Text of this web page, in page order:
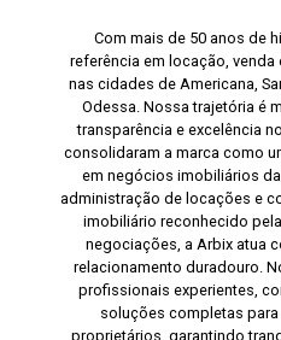
Com mais de 50 anos de
referência em locação,
nas cidades de Americana,
Odessa. Nossa trajetória é
transparência e excelência
consolidaram a marca como
em negócios imobiliários
administração de locações e
imobiliário reconhecido
negociações, a Arbix atua
relacionamento duradouro.
profissionais experientes,
soluções completas
proprietários, garantindo